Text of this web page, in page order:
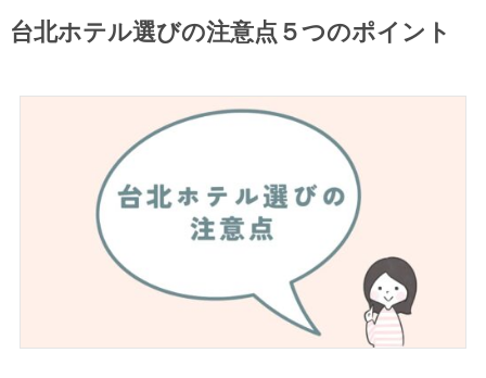
台北ホテル選びの注意点５つのポイント